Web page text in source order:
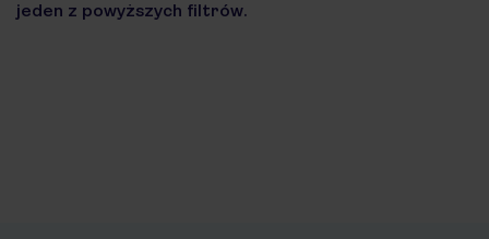
jeden z powyższych filtrów.